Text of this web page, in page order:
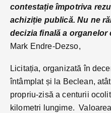
contestație împotriva
achiziție publică. Nu ne
decizia finală a
Mark Endre-Dezso,
Licitația, organizată în
întâmplat și la Beclean,
propriu-zisă a centurii
kilometri lungime.